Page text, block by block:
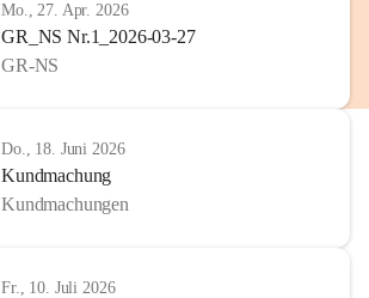
Mo., 27. Apr. 2026
GR_NS Nr.1_2026-03-27
GR-NS
Do., 18. Juni 2026
Kundmachung
Kundmachungen
Fr., 10. Juli 2026